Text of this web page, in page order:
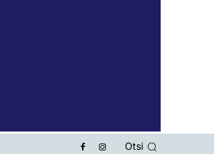
Otsi